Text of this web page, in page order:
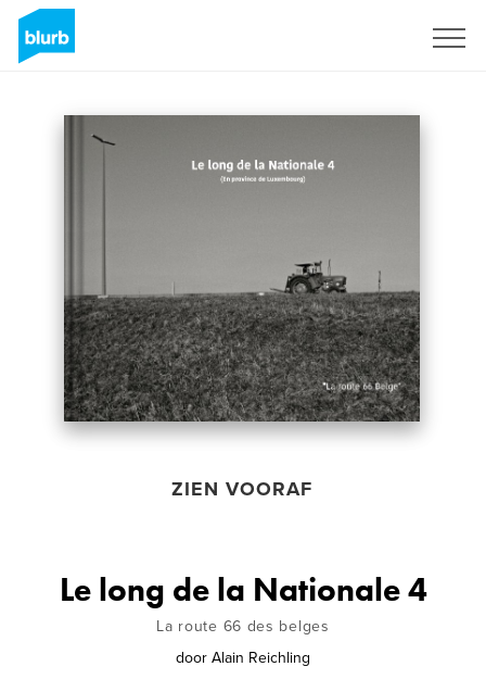
ZIEN VOORAF
Le long de la Nationale 4
La route 66 des belges
door Alain Reichling